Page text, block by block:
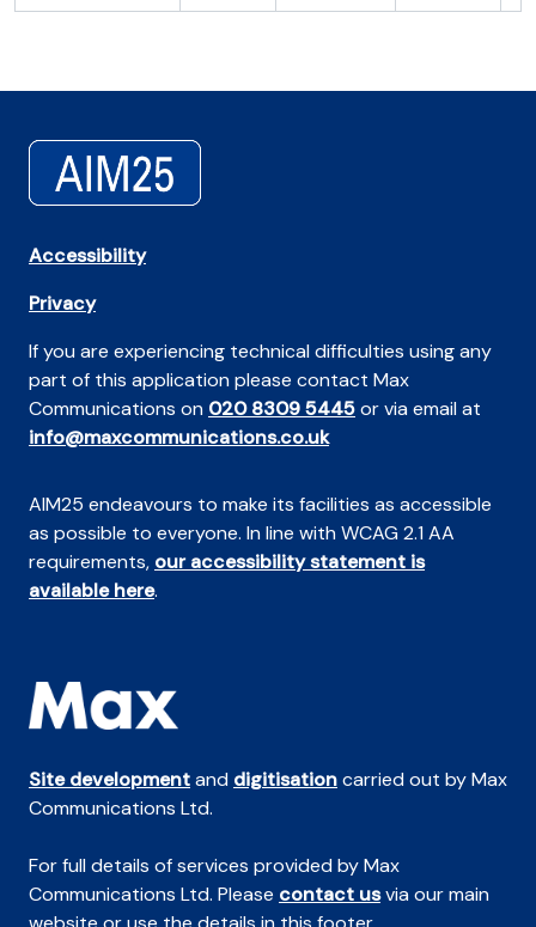
Accessibility
Privacy
If you are experiencing technical difficulties using any
part of this application please contact Max
Communications on 020 8309 5445or via email at
info@maxcommunications.co.uk
AIM25 endeavours to make its facilities as accessible
as possible to everyone. In line with WCAG 2.1 AA
requirements, our accessibility statement is
available here.
Site developmentand digitisationcarried out by Max
Communications Ltd.
For full details of services provided by Max
Communications Ltd. Please contact usvia our main